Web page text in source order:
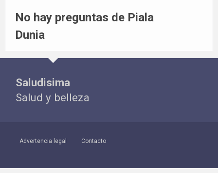
No hay preguntas de Piala
Dunia
Saludisima
Salud y belleza
Advertencia legal Contacto